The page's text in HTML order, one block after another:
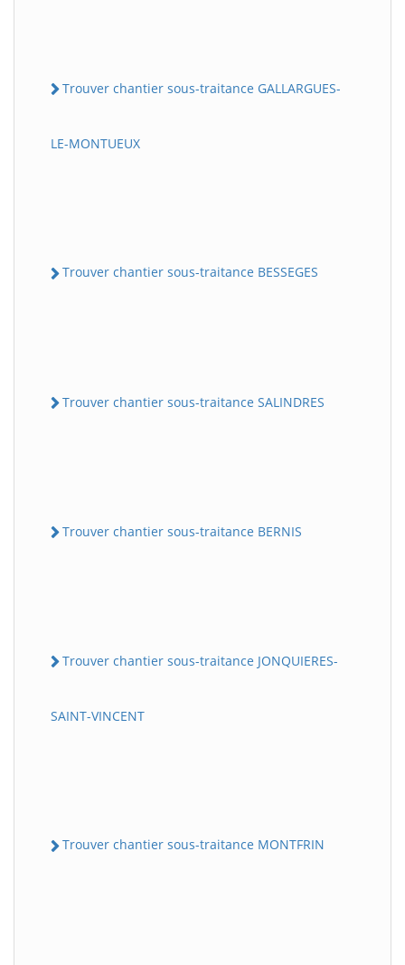
Trouver chantier sous-traitance GALLARGUES-
LE-MONTUEUX
Trouver chantier sous-traitance BESSEGES
Trouver chantier sous-traitance SALINDRES
Trouver chantier sous-traitance BERNIS
Trouver chantier sous-traitance JONQUIERES-
SAINT-VINCENT
Trouver chantier sous-traitance MONTFRIN